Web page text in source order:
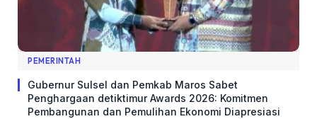
PEMERINTAH
Gubernur Sulsel dan Pemkab Maros Sabet
Penghargaan detiktimur Awards 2026: Komitmen
Pembangunan dan Pemulihan Ekonomi Diapresiasi